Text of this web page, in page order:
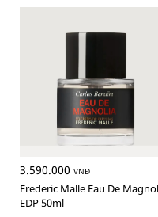
3.590.000 VNĐ
Frederic Malle Eau De Magnolia
EDP 50ml